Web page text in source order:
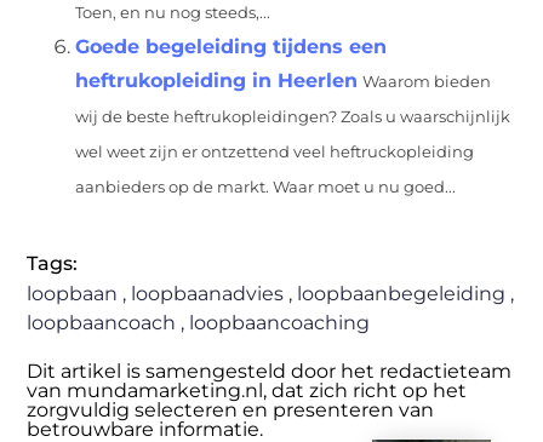
Toen, en nu nog steeds,...
Goede begeleiding tijdens een
heftrukopleiding in Heerlen Waarom bieden
wij de beste heftrukopleidingen? Zoals u waarschijnlijk
wel weet zijn er ontzettend veel heftruckopleiding
aanbieders op de markt. Waar moet u nu goed...
Tags:
loopbaan , loopbaanadvies , loopbaanbegeleiding ,
loopbaancoach , loopbaancoaching
Dit artikel is samengesteld door het redactieteam
van mundamarketing.nl, dat zich richt op het
zorgvuldig selecteren en presenteren van
betrouwbare informatie.